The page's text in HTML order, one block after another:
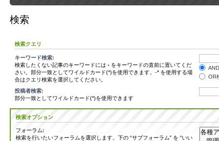
検索
検索クエリ
キーワード検索:
検索したくない記事のキーワードには - をキーワードの直前に置いてくだ
さい。部分一致としてワイルドカード(*)を使用できます。-* を使用する場
合はクエリ検索を選択してください。
OR
投稿者検索:
部分一致としてワイルドカード(*)を使用できます
検索オプション
フォーラム:
検索を行いたいフォーラムを選択します。下の “サブフォーラム” を “いい